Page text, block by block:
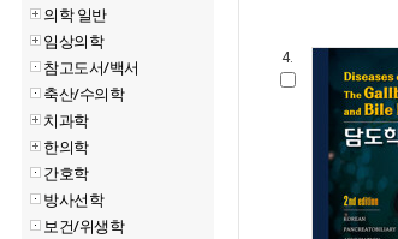
의학 일반
임상의학
참고도서/백서
축산/수의학
치과학
한의학
간호학
방사선학
보건/위생학
4.